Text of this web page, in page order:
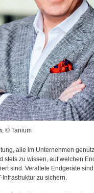
, © Tanium
alle im Unternehmen
stets zu wissen, auf welchen
sind. Veraltete Endgeräte
zu sichern.